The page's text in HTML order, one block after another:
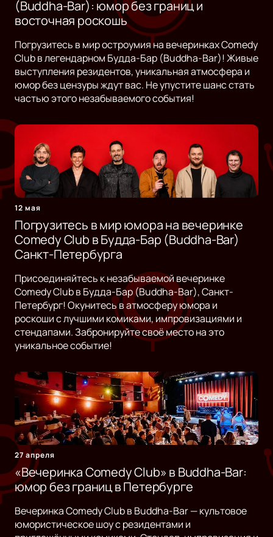
(Buddha-Bar): юмор без границ и
восточная роскошь
Погрузитесь в мир остроумия на вечеринках Comedy
Club в легендарном Будда-Бар (Buddha-Bar)! Живые
выступления резидентов, уникальная атмосфера и
юмор без цензуры ждут вас. Не упустите шанс стать
частью этого незабываемого события!
12 мая
Погрузитесь в мир юмора на вечеринке
Comedy Club в Будда-Бар (Buddha-Bar)
Санкт-Петербурга
Присоединяйтесь к незабываемой вечеринке
Comedy Club в Будда-Бар (Buddha-Bar), Санкт-
Петербург! Окунитесь в атмосферу юмора и
роскоши с лучшими комиками, импровизациями и
стендапами. Забронируйте своё место на это
уникальное событие!
27 апреля
«Вечеринка Comedy Club» в Buddha-Bar:
юмор без границ в Петербурге
Вечеринка Comedy Club в Buddha-Bar — культовое
юмористическое шоу с резидентами и